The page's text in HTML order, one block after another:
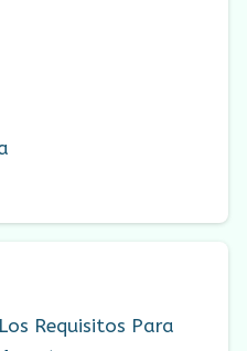
Requisitos Para